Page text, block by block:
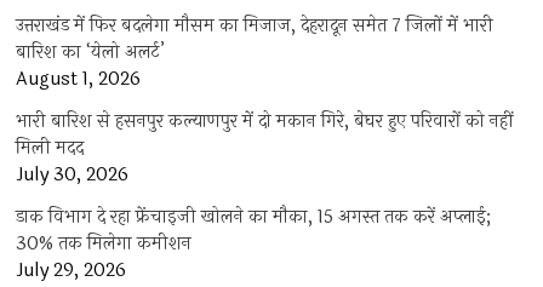
उत्तराखंड में फिर बदलेगा मौसम का मिजाज, देहरादून समेत 7 जिलों में भारी
बारिश का ‘येलो अलर्ट’
August 1, 2026
भारी बारिश से हसनपुर कल्याणपुर में दो मकान गिरे, बेघर हुए परिवारों को नहीं
मिली मदद
July 30, 2026
डाक विभाग दे रहा फ्रेंचाइजी खोलने का मौका, 15 अगस्त तक करें अप्लाई;
30% तक मिलेगा कमीशन
July 29, 2026